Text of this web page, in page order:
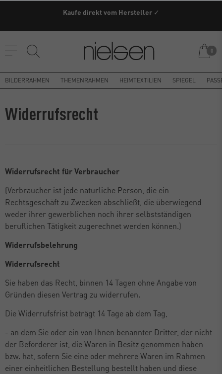
Kaufe direkt vom Hersteller ✓
0
BILDERRAHMEN THEMENRAHMEN HEIMTEXTILIEN SPIEGEL
Widerrufs­recht
Widerrufsrecht für Verbraucher
(Verbraucher ist jede natürliche Person, die ein
Rechtsgeschäft zu Zwecken abschließt, die überwiegend
weder ihrer gewerblichen noch ihrer selbstständigen
beruflichen Tätigkeit zugerechnet werden können.)
Widerrufsbelehrung
Widerrufsrecht
Sie haben das Recht, binnen 14 Tagen ohne Angabe von
Gründen diesen Vertrag zu widerrufen.
Die Widerrufsfrist beträgt 14 Tage ab dem Tag,
- an dem Sie oder ein von Ihnen benannter Dritter, der nicht
der Beförderer ist, die Waren in Besitz genommen haben
bzw. hat, sofern Sie eine oder mehrere Waren im Rahmen
einer einheitlichen Bestellung bestellt haben und diese